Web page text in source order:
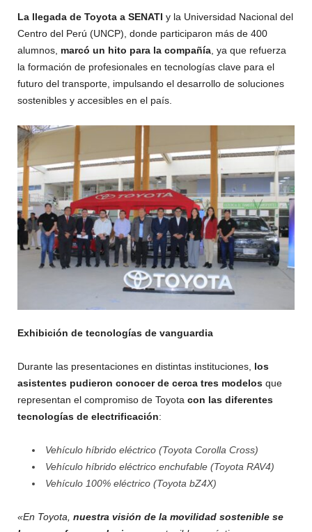
La llegada de Toyota a SENATI y la Universidad Nacional del
Centro del Perú (UNCP), donde participaron más de 400
alumnos, marcó un hito para la compañía , ya que refuerza
la formación de profesionales en tecnologías clave para el
futuro del transporte, impulsando el desarrollo de soluciones
sostenibles y accesibles en el país.
Exhibición de tecnologías de vanguardia
Durante las presentaciones en distintas instituciones, los
asistentes pudieron conocer de cerca tres modelos que
representan el compromiso de Toyota con las diferentes
tecnologías de electrificación:
Vehículo híbrido eléctrico (Toyota Corolla Cross)
Vehículo híbrido eléctrico enchufable (Toyota RAV4)
Vehículo 100% eléctrico (Toyota bZ4X)
«En Toyota, nuestra visión de la movilidad sostenible se